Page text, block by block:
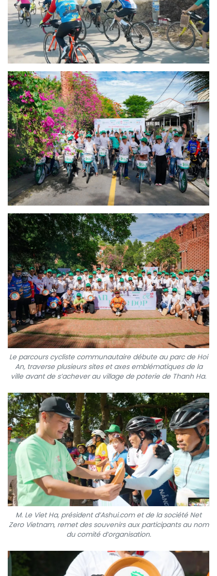
Le parcours cycliste communautaire débute au parc de Hoi
An, traverse plusieurs sites et axes emblématiques de la
ville avant de s’achever au village de poterie de Thanh Ha.
M. Le Viet Ha, président d’Ashui.com et de la société Net
Zero Vietnam, remet des souvenirs aux participants au nom
du comité d’organisation.